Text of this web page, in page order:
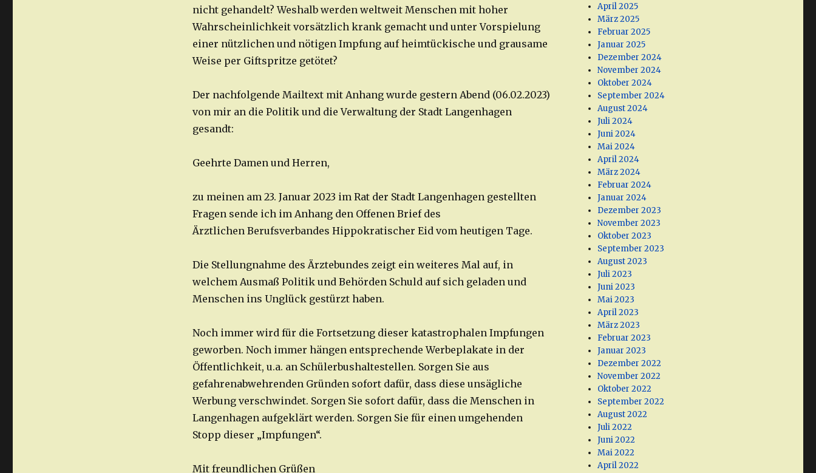
nicht gehandelt? Weshalb werden weltweit Menschen mit hoher
Wahrscheinlichkeit vorsätzlich krank gemacht und unter Vorspielung
einer nützlichen und nötigen Impfung auf heimtückische und grausame
Weise per Giftspritze getötet?
Der nachfolgende Mailtext mit Anhang wurde gestern Abend (06.02.2023)
von mir an die Politik und die Verwaltung der Stadt Langenhagen
gesandt:
Geehrte Damen und Herren,
zu meinen am 23. Januar 2023 im Rat der Stadt Langenhagen gestellten
Fragen sende ich im Anhang den Offenen Brief des
Ärztlichen Berufsverbandes Hippokratischer Eid vom heutigen Tage.
Die Stellungnahme des Ärztebundes zeigt ein weiteres Mal auf, in
welchem Ausmaß Politik und Behörden Schuld auf sich geladen und
Menschen ins Unglück gestürzt haben.
Noch immer wird für die Fortsetzung dieser katastrophalen Impfungen
geworben. Noch immer hängen entsprechende Werbeplakate in der
Öffentlichkeit, u.a. an Schülerbushaltestellen. Sorgen Sie aus
gefahrenabwehrenden Gründen sofort dafür, dass diese unsägliche
Werbung verschwindet. Sorgen Sie sofort dafür, dass die Menschen in
Langenhagen aufgeklärt werden. Sorgen Sie für einen umgehenden
Stopp dieser „Impfungen“.
Mit freundlichen Grüßen
April 2025
März 2025
Februar 2025
Januar 2025
Dezember 2024
November 2024
Oktober 2024
September 2024
August 2024
Juli 2024
Juni 2024
Mai 2024
April 2024
März 2024
Februar 2024
Januar 2024
Dezember 2023
November 2023
Oktober 2023
September 2023
August 2023
Juli 2023
Juni 2023
Mai 2023
April 2023
März 2023
Februar 2023
Januar 2023
Dezember 2022
November 2022
Oktober 2022
September 2022
August 2022
Juli 2022
Juni 2022
Mai 2022
April 2022